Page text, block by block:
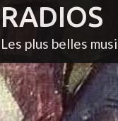
RADIOS
Les plus belles